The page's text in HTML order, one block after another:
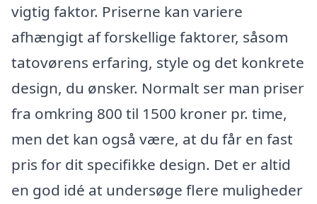
vigtig faktor. Priserne kan variere
afhængigt af forskellige faktorer, såsom
tatovørens erfaring, style og det konkrete
design, du ønsker. Normalt ser man priser
fra omkring 800 til 1500 kroner pr. time,
men det kan også være, at du får en fast
pris for dit specifikke design. Det er altid
en god idé at undersøge flere muligheder